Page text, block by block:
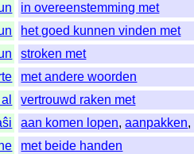
in overeenstemming met
het goed kunnen vinden met
stroken met
met andere woorden
vertrouwd raken met
aan komen lopen,aanpakken,
met beide handen